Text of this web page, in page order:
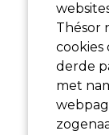
Thésor
cookies
derde
met